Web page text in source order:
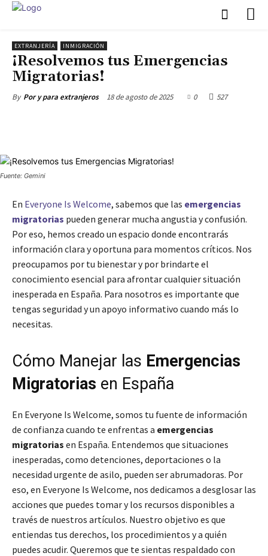
EXTRANJERÍA INMIGRACIÓN
¡Resolvemos tus Emergencias
Migratorias!
By Por y para extranjeros 18 de agosto de 2025 0 527
Fuente: Gemini
En Everyone Is Welcome, sabemos que las emergencias
migratorias pueden generar mucha angustia y confusión.
Por eso, hemos creado un espacio donde encontrarás
información clara y oportuna para momentos críticos. Nos
preocupamos por tu bienestar y por brindarte el
conocimiento esencial para afrontar cualquier situación
inesperada en España. Para nosotros es importante que
tengas seguridad y un apoyo informativo cuando más lo
necesitas.
Cómo Manejar las Emergencias
Migratorias en España
En Everyone Is Welcome, somos tu fuente de información
de confianza cuando te enfrentas a emergencias
migratorias en España. Entendemos que situaciones
inesperadas, como detenciones, deportaciones o la
necesidad urgente de asilo, pueden ser abrumadoras. Por
eso, en Everyone Is Welcome, nos dedicamos a desglosar las
acciones que puedes tomar y los recursos disponibles a
través de nuestros artículos. Nuestro objetivo es que
entiendas tus derechos, los procedimientos y a quién
puedes acudir. Queremos que te sientas respaldado con